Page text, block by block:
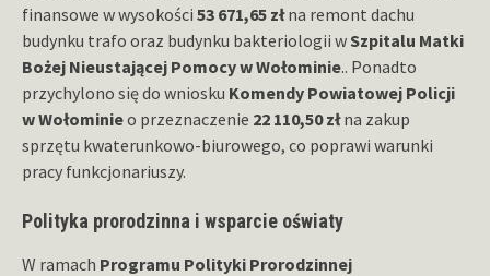
finansowe w wysokości 53 671,65 złna remont dachu
budynku trafo oraz budynku bakteriologii wSzpitalu Matki
Bożej Nieustającej Pomocy w Wołominie.. Ponadto
przychylono się do wniosku Komendy Powiatowej Policji
w Wołominieo przeznaczenie 22 110,50 złna zakup
sprzętu kwaterunkowo-biurowego, co poprawi warunki
pracy funkcjonariuszy.
Polityka prorodzinna i wsparcie oświaty
W ramach Programu Polityki Prorodzinnej